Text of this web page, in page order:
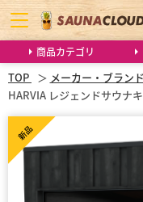
商品カテゴリ
TOP メーカー・ブラン
HARVIA レジェンドサウナ
新品